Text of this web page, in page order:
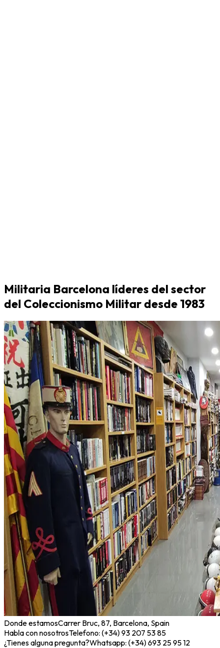
Militaria Barcelona líderes del sector
del Coleccionismo Militar desde 1983
Donde estamosCarrer Bruc, 87, Barcelona, Spain
Habla con nosotrosTelefono: (+34) 93 207 53 85
¿Tienes alguna pregunta?Whatsapp: (+34) 693 25 95 12